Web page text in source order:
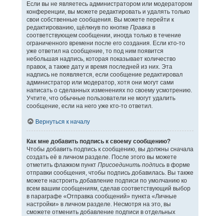
Если вы не являетесь администратором или модератором
конференции, вы можете редактировать и удалять только
свои собственные сообщения. Вы можете перейти к
редактированию, щёлкнув по кнопке Правкав
соответствующем сообщении, иногда только в течение
ограниченного времени после его создания. Если кто-то
уже ответил на сообщение, то под ним появится
небольшая надпись, которая показывает количество
правок, а также дату и время последней из них. Эта
надпись не появляется, если сообщение редактировал
администратор или модератор, хотя они могут сами
написать о сделанных изменениях по своему усмотрению.
Учтите, что обычные пользователи не могут удалить
сообщение, если на него уже кто-то ответил.
Вернуться к началу
Как мне добавить подпись к своему сообщению?
Чтобы добавить подпись к сообщению, вы должны сначала
создать её в личном разделе. После этого вы можете
отметить флажком пункт Присоединить подписьв форме
отправки сообщения, чтобы подпись добавилась. Вы также
можете настроить добавление подписи по умолчанию ко
всем вашим сообщениям, сделав соответствующий выбор
в параграфе «Отправка сообщений» пункта «Личные
настройки» в личном разделе. Несмотря на это, вы
сможете отменить добавление подписи в отдельных